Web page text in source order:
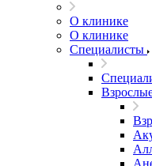
О клинике
О клинике
Специалисты